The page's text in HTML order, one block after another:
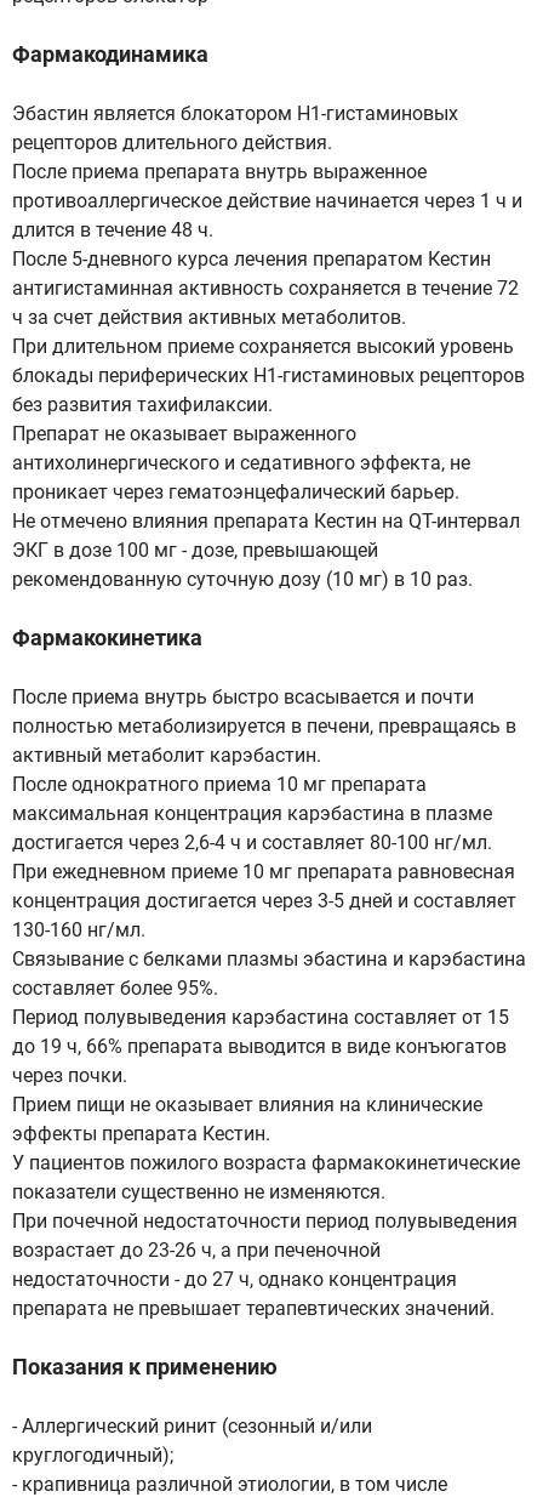
Фармакодинамика
Эбастин является блокатором Н1-гистаминовых
рецепторов длительного действия.
После приема препарата внутрь выраженное
противоаллергическое действие начинается через 1 ч и
длится в течение 48 ч.
После 5-дневного курса лечения препаратом Кестин
антигистаминная активность сохраняется в течение 72
ч за счет действия активных метаболитов.
При длительном приеме сохраняется высокий уровень
блокады периферических Н1-гистаминовых рецепторов
без развития тахифилаксии.
Препарат не оказывает выраженного
антихолинергического и седативного эффекта, не
проникает через гематоэнцефалический барьер.
Не отмечено влияния препарата Кестин на QT-интервал
ЭКГ в дозе 100 мг - дозе, превышающей
рекомендованную суточную дозу (10 мг) в 10 раз.
Фармакокинетика
После приема внутрь быстро всасывается и почти
полностью метаболизируется в печени, превращаясь в
активный метаболит карэбастин.
После однократного приема 10 мг препарата
максимальная концентрация карэбастина в плазме
достигается через 2,6-4 ч и составляет 80-100 нг/мл.
При ежедневном приеме 10 мг препарата равновесная
концентрация достигается через 3-5 дней и составляет
130-160 нг/мл.
Связывание с белками плазмы эбастина и карэбастина
составляет более 95%.
Период полувыведения карэбастина составляет от 15
до 19 ч, 66% препарата выводится в виде конъюгатов
через почки.
Прием пищи не оказывает влияния на клинические
эффекты препарата Кестин.
У пациентов пожилого возраста фармакокинетические
показатели существенно не изменяются.
При почечной недостаточности период полувыведения
возрастает до 23-26 ч, а при печеночной
недостаточности - до 27 ч, однако концентрация
препарата не превышает терапевтических значений.
Показания к применению
- Аллергический ринит (сезонный и/или
круглогодичный);
- крапивница различной этиологии, в том числе